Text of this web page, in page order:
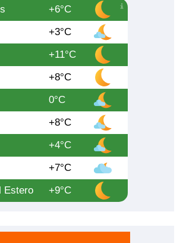
+6°C
+3°C
+11°C
+8°C
0°C
+8°C
+4°C
+7°C
Estero
+9°C